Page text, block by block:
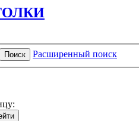
Поиск
Расширенный поиск